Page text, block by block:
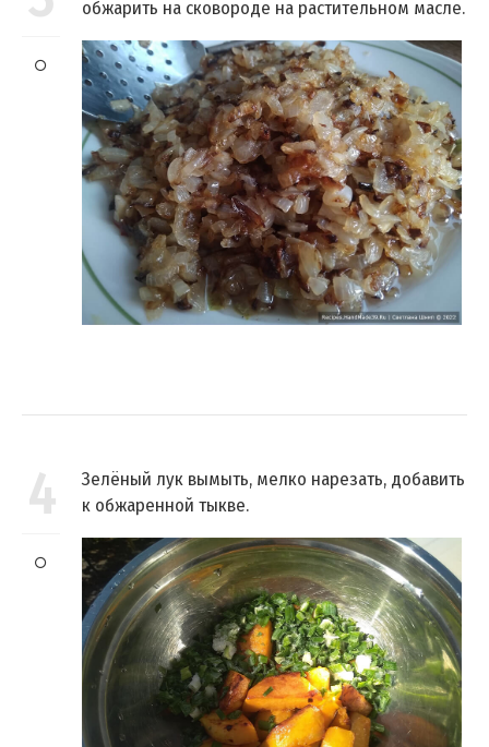
обжарить на сковороде на растительном масле.
4
Зелёный лук вымыть, мелко нарезать, добавить
к обжаренной тыкве.